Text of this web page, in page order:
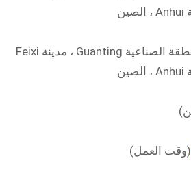
6 Changang RD ، المنطقة الصناعية Guanting ، مدينة Feixi
(وقت العمل)